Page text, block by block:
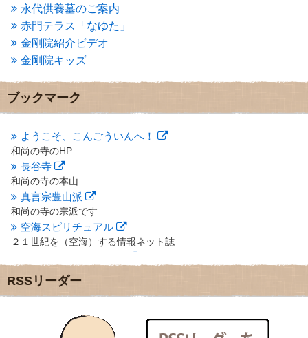
2013年5月(13)
2013年4月(1)
2013年3月 (4)
2013年2月(6)
2013年1月(6)
2012年12月(7)
2012年11月(7)
2012年10月
2012年8月
(9)
2012年7月(10)
2012年6月
2012年5月(16)
2012年4月 (16)
2012年3月(17)
2012年2月(20)
2012年1月(25)
2011年11月(28)
2011年10月(31)
2011年9月(24)
2011年7月(18)
永代供養墓のご案内
赤門テラス「なゆた」
金剛院紹介ビデオ
金剛院キッズ
ブックマーク
ようこそ、こんごういんへ！
和尚の寺のHP
長谷寺
和尚の寺の本山
真言宗豊山派
和尚の寺の宗派です
空海スピリチュアル
２１世紀を（空海）する情報ネット誌
地域のライターさんです
小豆島 圓満寺
新聞屋の道具箱
新聞社で使われる用語の解説など
RSSリーダー